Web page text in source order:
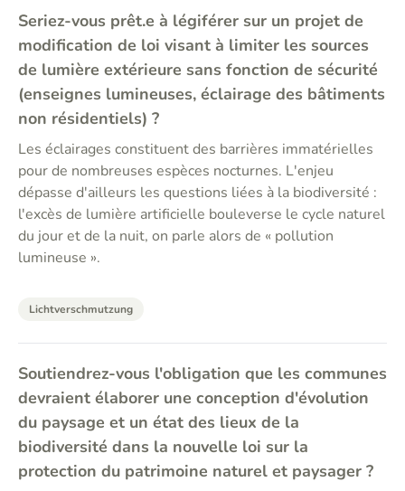
Seriez-vous prêt.e à légiférer sur un projet de
modification de loi visant à limiter les sources
de lumière extérieure sans fonction de sécurité
(enseignes lumineuses, éclairage des bâtiments
non résidentiels) ?
Les éclairages constituent des barrières immatérielles
pour de nombreuses espèces nocturnes. L'enjeu
dépasse d'ailleurs les questions liées à la biodiversité :
l'excès de lumière artificielle bouleverse le cycle naturel
du jour et de la nuit, on parle alors de « pollution
lumineuse ».
Lichtverschmutzung
Soutiendrez-vous l'obligation que les communes
devraient élaborer une conception d'évolution
du paysage et un état des lieux de la
biodiversité dans la nouvelle loi sur la
protection du patrimoine naturel et paysager ?